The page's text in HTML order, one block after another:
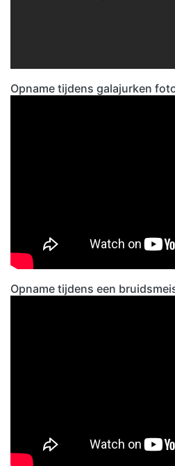
Opname tijdens galajurken
Opname tijdens een